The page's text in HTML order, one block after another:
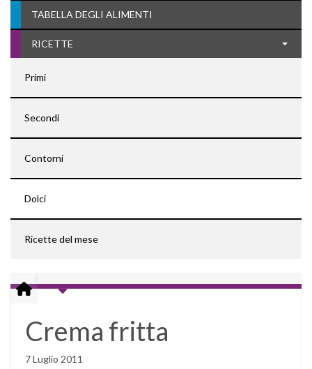
TABELLA DEGLI ALIMENTI
RICETTE
Primi
Secondi
Contorni
Dolci
Ricette del mese
Crema fritta
7 Luglio 2011